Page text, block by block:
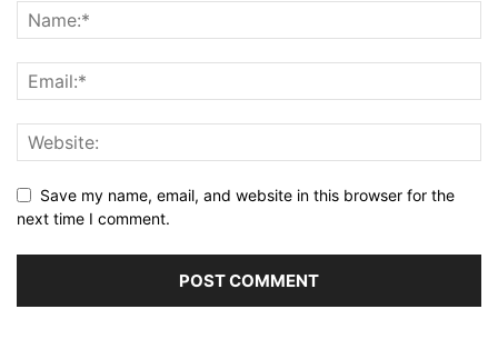
Save my name, email, and website in this browser for the
next time I comment.